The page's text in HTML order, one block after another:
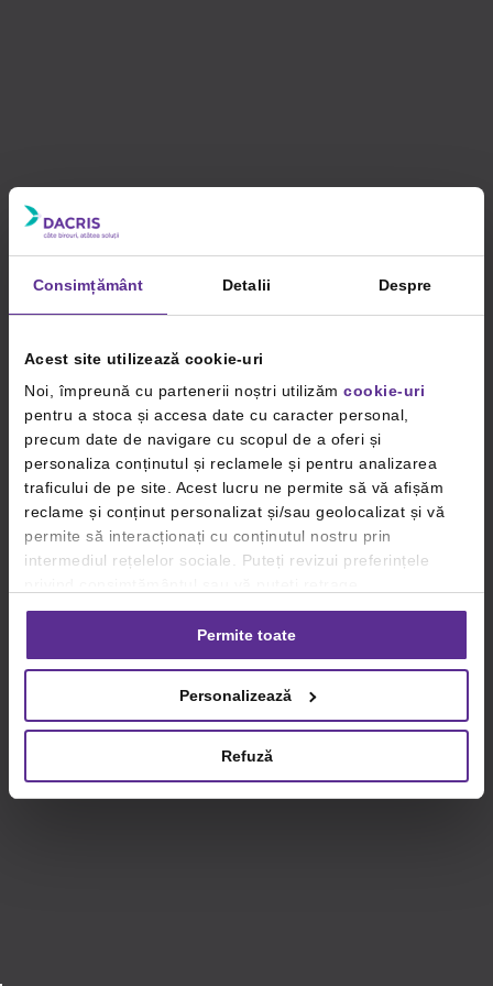
Consimțământ Detalii Despre
Acest site utilizează cookie-uri
Noi, împreună cu partenerii noștri utilizăm cookie-uri
pentru a stoca și accesa date cu caracter personal,
precum date de navigare cu scopul de a oferi și
personaliza conținutul și reclamele și pentru analizarea
traficului de pe site. Acest lucru ne permite să vă afișăm
reclame și conținut personalizat și/sau geolocalizat și vă
permite să interacționați cu conținutul nostru prin
intermediul rețelelor sociale. Puteți revizui preferințele
consimțământul oricând, făcând click pe linkul către
setările dvs. de cookie-uri.
privind utilizarea modulelor cookie.Detalii
Permite toate
Personalizează
Refuză